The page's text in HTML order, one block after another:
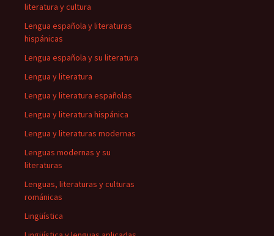
literatura y cultura
Lengua española y literaturas
hispánicas
Lengua española y su literatura
Lengua y literatura
Lengua y literatura españolas
Lengua y literatura hispánica
Lengua y literaturas modernas
Lenguas modernas y su
literaturas
Lenguas, literaturas y culturas
románicas
Lingüística